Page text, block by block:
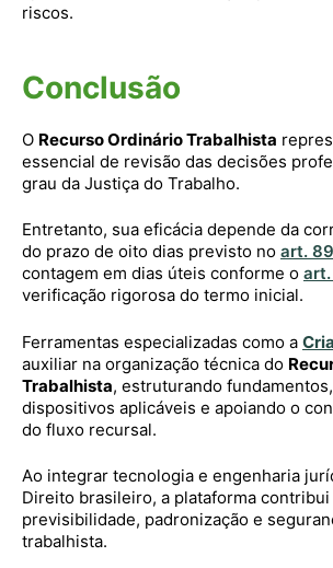
riscos.
Conclusão
O Recurso Ordinário Trabalhista
essencial de revisão das decisões
grau da Justiça do Trabalho.
Entretanto, sua eficácia depende da
do prazo de oito dias previsto no art.
contagem em dias úteis conforme o art.
verificação rigorosa do termo inicial.
Ferramentas especializadas como a
auxiliar na organização técnica do
Trabalhista, estruturando
dispositivos aplicáveis e apoiando o
do fluxo recursal.
Ao integrar tecnologia e engenharia
Direito brasileiro, a plataforma contribui
previsibilidade, padronização e
trabalhista.